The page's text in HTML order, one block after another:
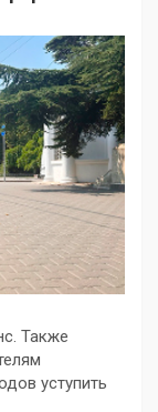
Также
уступить